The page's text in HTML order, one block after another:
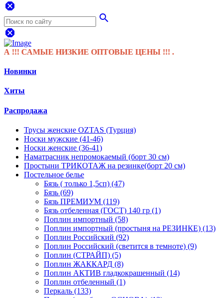
dangerous
search
dangerous
НИЗКИЕ ОПТОВЫЕ ЦЕНЫ !!! .
Новинки
Хиты
Распродажа
Трусы женские OZTAS (Турция)
Носки мужские (41-46)
Носки женские (36-41)
Наматрасник непромокаемый (борт 30 см)
Простыни ТРИКОТАЖ на резинке(борт 20 см)
Постельное белье
Бязь ( только 1,5сп) (47)
Бязь (69)
Бязь ПРЕМИУМ (119)
Бязь отбеленная (ГОСТ) 140 гр (1)
Поплин импортный (58)
Поплин импортный (простыня на РЕЗИНКЕ) (13)
Поплин Российский (92)
Поплин Российский (светится в темноте) (9)
Поплин (СТРАЙП) (5)
Поплин ЖАККАРД (8)
Поплин АКТИВ гладкокрашенный (14)
Поплин отбеленный (1)
Перкаль (133)